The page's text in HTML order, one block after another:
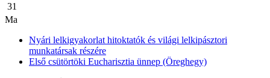
31
Ma
Nyári lelkigyakorlat hitoktatók és világi lelkipásztori
munkatársak részére
Első csütörtöki Eucharisztia ünnep (Öreghegy)